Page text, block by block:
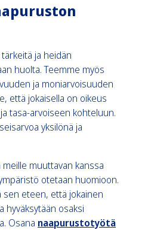
ja heidän
huolta. Teemme myös
ja moniarvoisuuden
että jokaisella on oikeus
tasa-arvoiseen kohteluun.
yksilönä ja
muuttavan kanssa
otetaan huomioon.
sen eteen, että jokainen
hyväksytään osaksi
Osana naapurustotyötä